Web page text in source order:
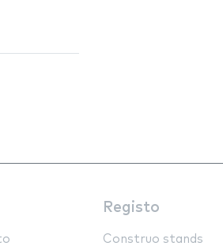
Registo
Construo stands